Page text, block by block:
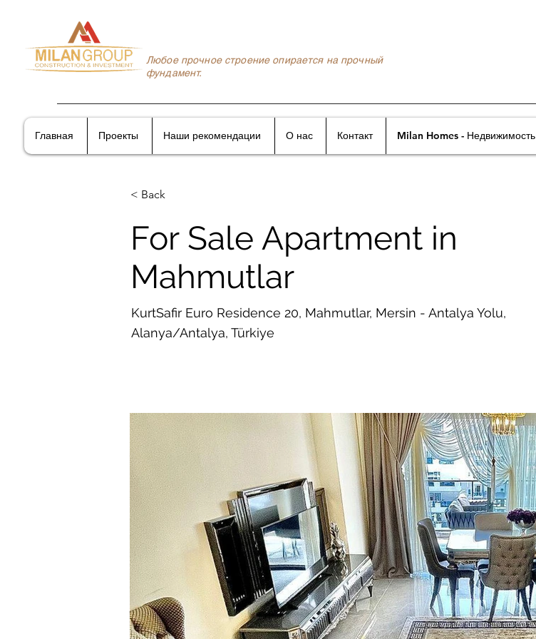
Любое прочное строение опирается на прочный
фундамент.
Главная Проекты Наши рекомендации О нас Контакт Milan Homes - Недвижимость
< Back
For Sale Apartment in
Mahmutlar
KurtSafir Euro Residence 20, Mahmutlar, Mersin - Antalya Yolu,
Alanya/Antalya, Türkiye